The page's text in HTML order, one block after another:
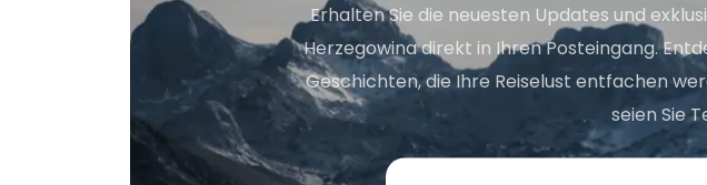
Erhalten Sie die neuesten Updates und
Herzegowina direkt in Ihren Posteingang.
Geschichten, die Ihre Reiselust entfachen
seien Sie